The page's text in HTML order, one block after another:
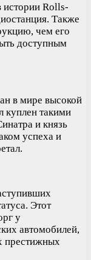
Rolls-
Также
чем его
доступным
в мире высокой
куплен такими
и князь
успеха и
Этот
у
автомобилей,
престижных